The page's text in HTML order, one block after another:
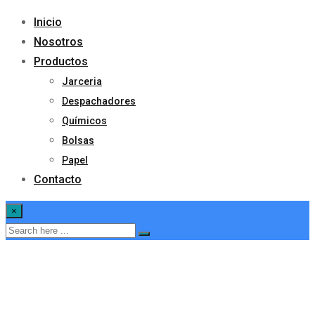
Inicio
Nosotros
Productos
Jarceria
Despachadores
Químicos
Bolsas
Papel
Contacto
×